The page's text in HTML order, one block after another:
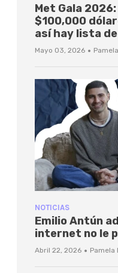
Met Gala
$100,000
así hay lista
Mayo 03, 2026 ·
NOTICIAS
Emilio Antún
internet no le
Abril 22, 2026 · Pamela